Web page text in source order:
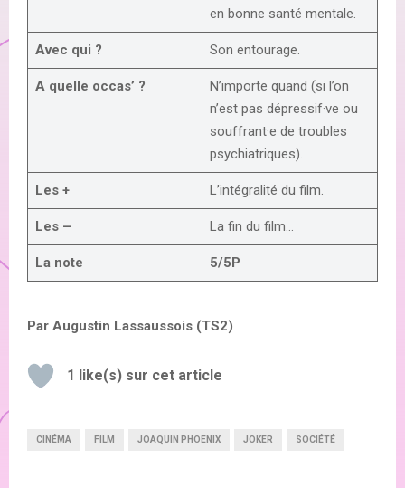
en bonne santé mentale.
Avec qui ? Son entourage.
A quelle occas’ ?
N’importe quand (si l’on
n’est pas dépressif·ve ou
souffrant·e de troubles
psychiatriques).
Les + L’intégralité du film.
Les – La fin du film…
La note 5/5P
Par Augustin Lassaussois (TS2)
1 like(s) sur cet article
CINÉMA FILM JOAQUIN PHOENIX JOKER SOCIÉTÉ